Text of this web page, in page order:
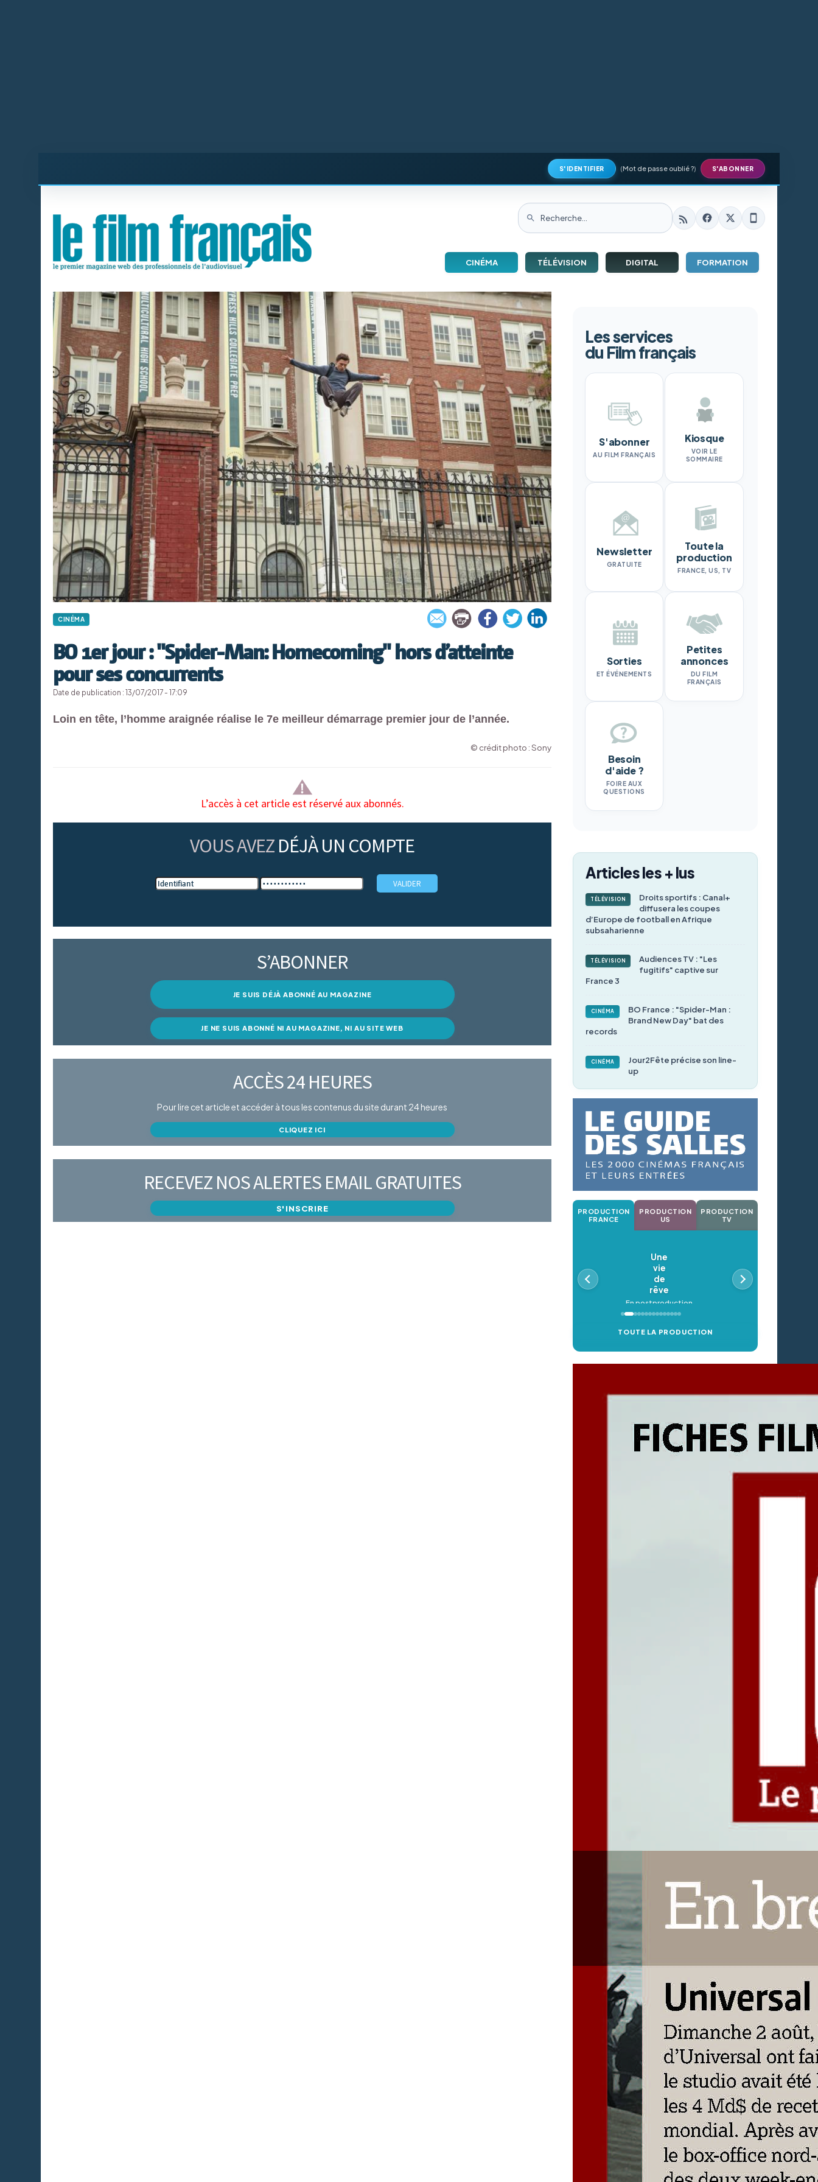
S'IDENTIFIER (Mot de passe oublié ?) S'ABONNER
CINÉMA TÉLÉVISION DIGITAL FORMATION
CINÉMA
BO 1er jour : "Spider-Man: Homecoming" hors d’atteinte
pour ses concurrents
Date de publication : 13/07/2017 - 17:09
Loin en tête, l’homme araignée réalise le 7e meilleur démarrage premier jour de l’année.
© crédit photo : Sony
L’accès à cet article est réservé aux abonnés.
VOUS AVEZ DÉJÀ UN COMPTE
S’ABONNER
JE SUIS DÉJÀ ABONNÉ AU MAGAZINE
JE NE SUIS ABONNÉ NI AU MAGAZINE, NI AU SITE WEB
ACCÈS 24 HEURES
Pour lire cet article et accéder à tous les contenus du site durant 24 heures
CLIQUEZ ICI
RECEVEZ NOS ALERTES EMAIL GRATUITES
S'INSCRIRE
Les services
du Film français
S'abonner
AU FILM FRANÇAIS
Kiosque
VOIR LE
SOMMAIRE
Newsletter
GRATUITE
Toute la
production
FRANCE, US, TV
Sorties
ET ÉVÉNEMENTS
Petites
annonces
DU FILM
FRANÇAIS
Besoin
d'aide ?
FOIRE AUX
QUESTIONS
Articles les + lus
TÉLÉVISION
Droits sportifs : Canal+
diffusera les coupes
d’Europe de football en Afrique
subsaharienne
TÉLÉVISION
Audiences TV : "Les
fugitifs" captive sur
France 3
CINÉMA
BO France : "Spider-Man :
Brand New Day" bat des
records
CINÉMA
Jour2Fête précise son line-
up
PRODUCTION
FRANCE
PRODUCTION
US
PRODUCTION
TV
Une
vie
de
rêve
En postproduction
TOUTE LA PRODUCTION